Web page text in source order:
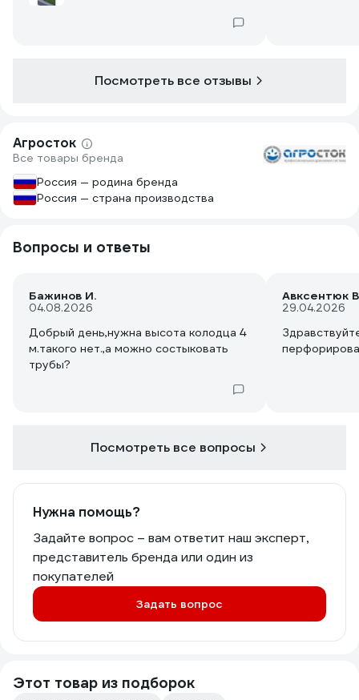
Посмотреть все отзывы
Агросток
Все товары бренда
Россия — родина бренда
Россия — страна производства
Вопросы и ответы
Бажинов И.
04.08.2026
Добрый день,нужна высота колодца 4
м.такого нет.,а можно состыковать
Авксентюк
29.04.2026
Посмотреть все вопросы
Нужна помощь?
Задайте вопрос – вам ответит наш эксперт,
представитель бренда или один из
покупателей
Задать вопрос
Этот товар из подборок